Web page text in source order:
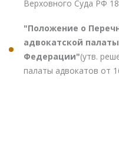
Верховного Суда РФ
"Положение о
адвокатской
Федерации"(утв.
палаты адвокатов от